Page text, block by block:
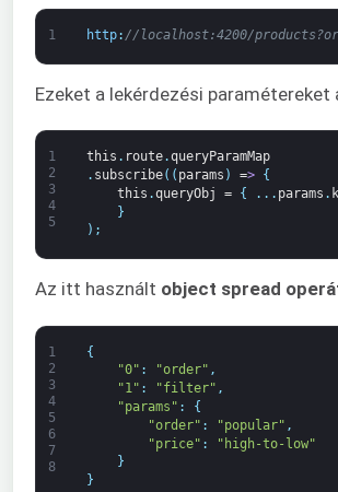
1 http: //localhost:4200/
Ezeket a lekérdezési paramétereket
1
2
3
4
5
this . route.queryParamMap
. subscribe( ( params ) =>
{
this .queryObj = { . . . params .
}
) ;
Az itt használt object spread
1
2
3
4
5
6
7
8
{
"0" : "order" ,
"1" : "filter" ,
"params" :
{
"order" : "popular" ,
"price" :
"high-to-low"
}
}